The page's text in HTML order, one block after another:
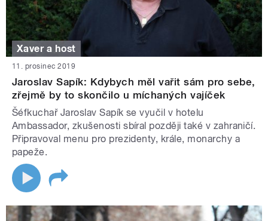
Xaver a host
11. prosinec 2019
Jaroslav Sapík: Kdybych měl vařit sám pro sebe,
zřejmě by to skončilo u míchaných vajíček
Šéfkuchař Jaroslav Sapík se vyučil v hotelu
Ambassador, zkušenosti sbíral později také v zahraničí.
Připravoval menu pro prezidenty, krále, monarchy a
papeže.